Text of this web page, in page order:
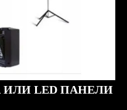
ИЛИ LED ПАНЕЛИ